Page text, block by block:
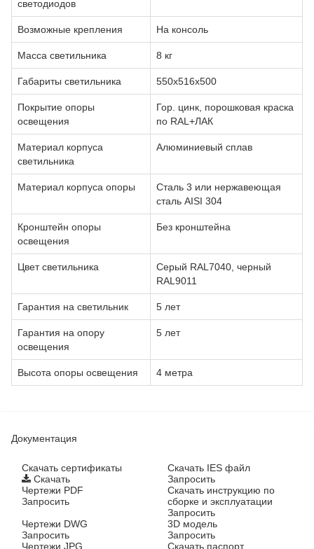
светодиодов
Возможные крепления На консоль
Масса светильника 8 кг
Габариты светильника 550х516х500
Покрытие опоры
освещения
Гор. цинк, порошковая краска
по RAL+ЛАК
Материал корпуса
светильника
Алюминиевый сплав
Материал корпуса опоры
Сталь 3 или нержавеющая
сталь AISI 304
Кронштейн опоры
освещения
Без кронштейна
Цвет светильника
Серый RAL7040, черный
RAL9011
Гарантия на светильник 5 лет
Гарантия на опору
освещения
5 лет
Высота опоры освещения 4 метра
Документация
Cкачать сертификаты
Скачать
Скачать IES файл
Запросить
Чертежи PDF
Запросить
Скачать инструкцию по
сборке и эксплуатации
Запросить
Чертежи DWG
Запросить
3D модель
Запросить
Чертежи JPG
Скачать паспорт